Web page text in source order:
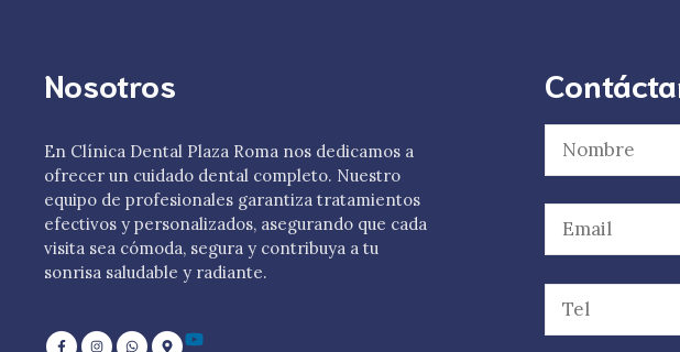
Nosotros
En Clínica Dental Plaza Roma nos dedicamos a
ofrecer un cuidado dental completo. Nuestro
equipo de profesionales garantiza tratamientos
efectivos y personalizados, asegurando que cada
visita sea cómoda, segura y contribuya a tu
sonrisa saludable y radiante.